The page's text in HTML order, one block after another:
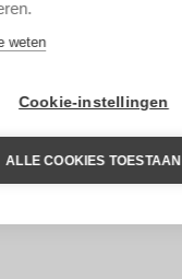
weten
Cookie-instellingen
ALLE COOKIES TOESTAAN